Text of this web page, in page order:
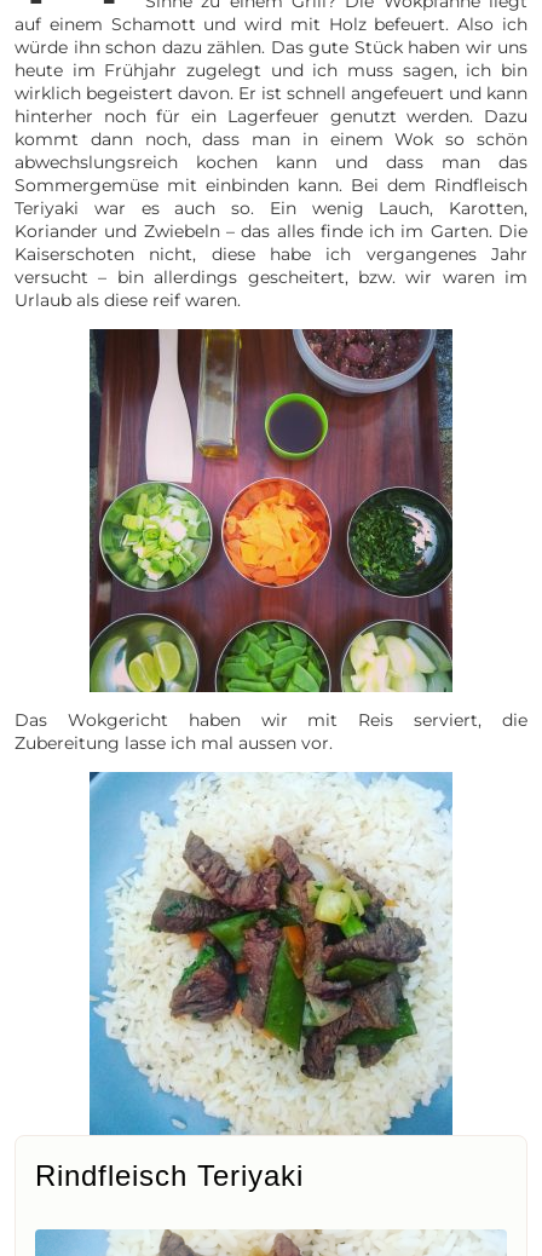
auf einem Schamott und wird mit Holz befeuert. Also ich
würde ihn schon dazu zählen. Das gute Stück haben wir uns
heute im Frühjahr zugelegt und ich muss sagen, ich bin
wirklich begeistert davon. Er ist schnell angefeuert und kann
hinterher noch für ein Lagerfeuer genutzt werden. Dazu
kommt dann noch, dass man in einem Wok so schön
abwechslungsreich kochen kann und dass man das
Sommergemüse mit einbinden kann. Bei dem Rindfleisch
Teriyaki war es auch so. Ein wenig Lauch, Karotten,
Koriander und Zwiebeln – das alles finde ich im Garten. Die
Kaiserschoten nicht, diese habe ich vergangenes Jahr
versucht – bin allerdings gescheitert, bzw. wir waren im
Urlaub als diese reif waren.
Das Wokgericht haben wir mit Reis serviert, die
Zubereitung lasse ich mal aussen vor.
Rindfleisch Teriyaki